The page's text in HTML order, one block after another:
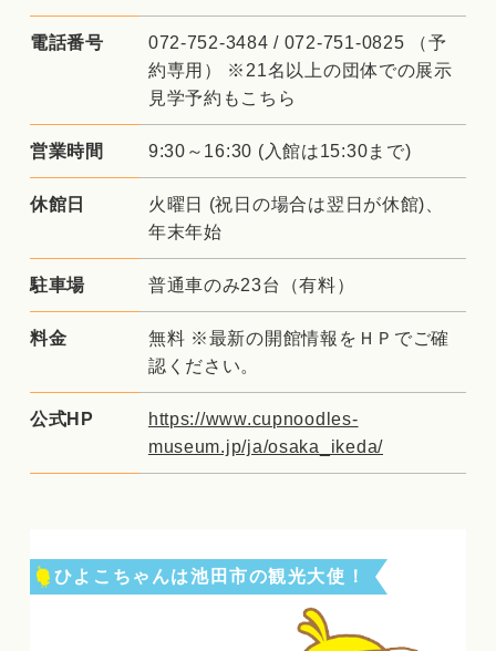
電話番号 072-752-3484 / 072-751-0825
（予
約専用）
※21名以上の団体での展示
見学予約もこちら
営業時間 9:30～16:30 (入館は15:30まで)
休館日
火曜日 (祝日の場合は翌日が休館)、
年末年始
駐車場 普通車のみ23台（有料）
料金 無料 ※最新の開館情報をＨＰでご確
認ください。
公式HP
https://www.cupnoodles-
museum.jp/ja/osaka_ikeda/
ひよこちゃんは池田市の観光大使！